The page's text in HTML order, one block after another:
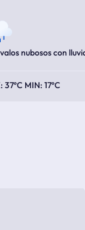
nubosos con
37ºC 17ºC